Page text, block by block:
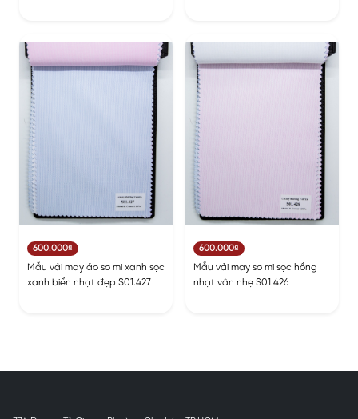
600.000₫
Mẫu vải may áo sơ mi xanh sọc
xanh biển nhạt đẹp S01.427
600.000₫
Mẫu vải may sơ mi sọc hồng
nhạt vân nhẹ S01.426